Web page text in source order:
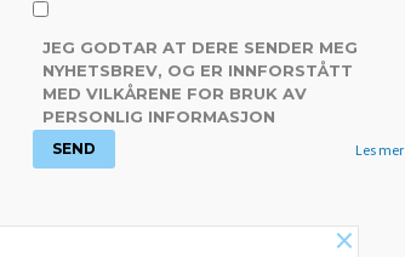
JEG GODTAR AT DERE SENDER MEG
NYHETSBREV, OG ER INNFORSTÅTT
MED VILKÅRENE FOR BRUK AV
PERSONLIG INFORMASJON
Les mer
×